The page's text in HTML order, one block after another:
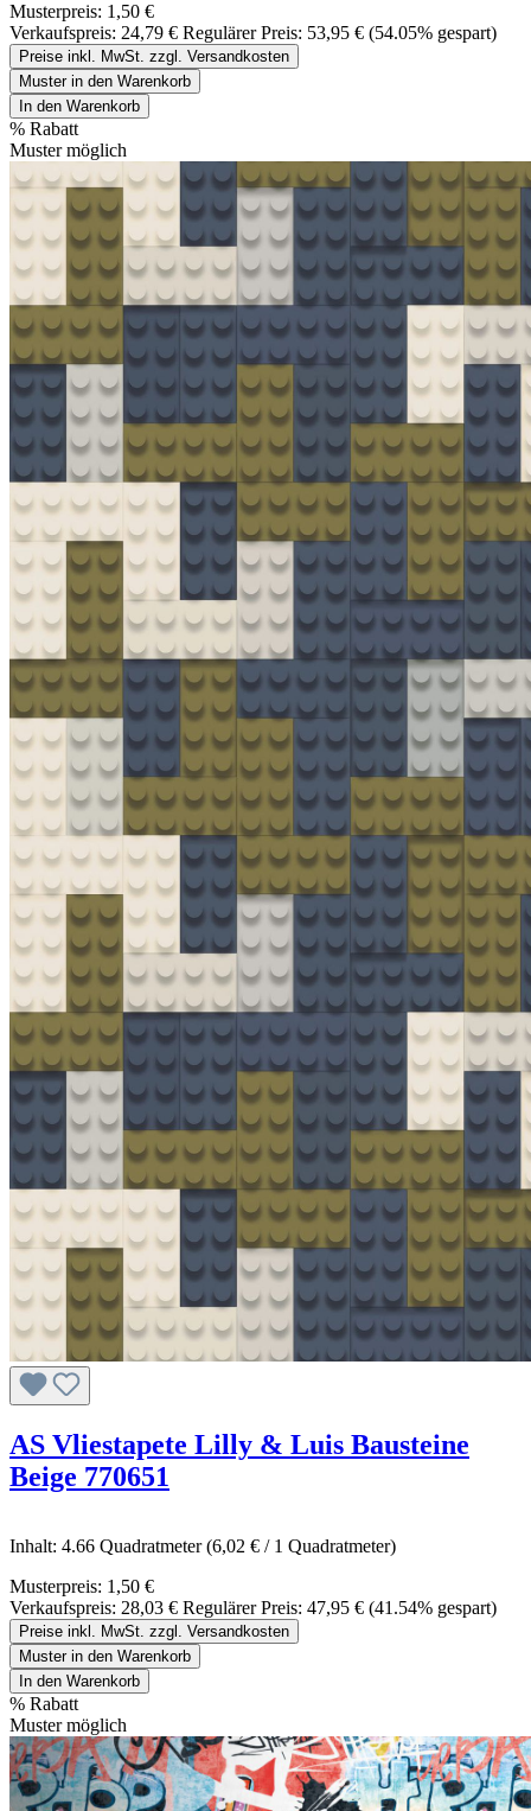
Musterpreis: 1,50 €
Verkaufspreis: 24,79 € Regulärer Preis: 53,95 € (54.05% gespart)
Preise inkl. MwSt. zzgl. Versandkosten
Muster in den Warenkorb
In den Warenkorb
% Rabatt
Muster möglich
AS Vliestapete Lilly & Luis Bausteine
Beige 770651
Inhalt: 4.66 Quadratmeter(6,02 € / 1 Quadratmeter)
Musterpreis: 1,50 €
Verkaufspreis: 28,03 € Regulärer Preis: 47,95 € (41.54% gespart)
Preise inkl. MwSt. zzgl. Versandkosten
Muster in den Warenkorb
In den Warenkorb
% Rabatt
Muster möglich